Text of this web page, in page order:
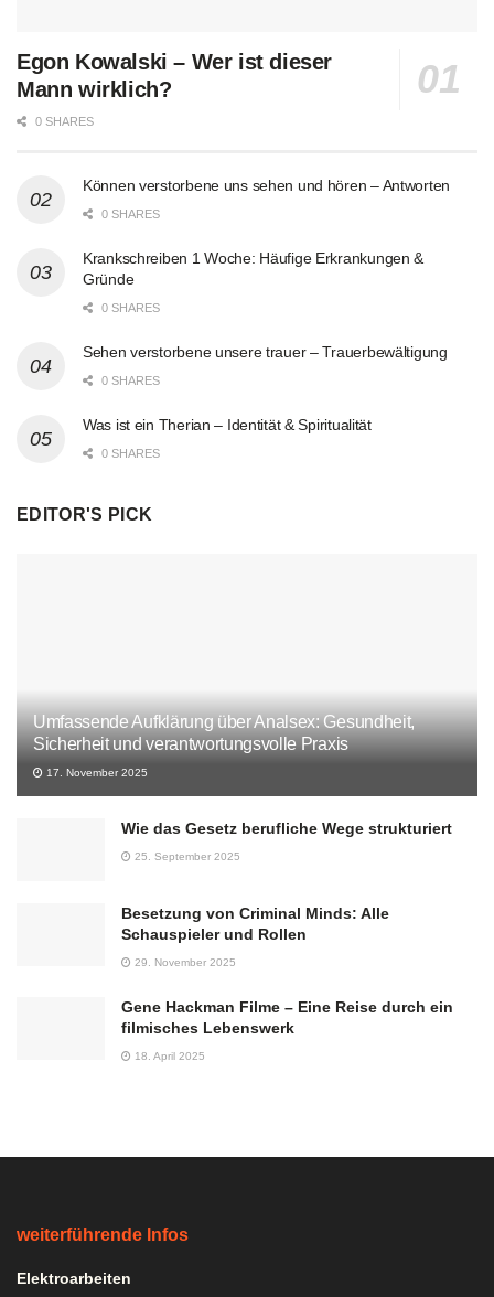
Egon Kowalski – Wer ist dieser
Mann wirklich?
0 SHARES
Können verstorbene uns sehen und hören – Antworten
0 SHARES
Krankschreiben 1 Woche: Häufige Erkrankungen &
Gründe
0 SHARES
Sehen verstorbene unsere trauer – Trauerbewältigung
0 SHARES
Was ist ein Therian – Identität & Spiritualität
0 SHARES
EDITOR'S PICK
Umfassende Aufklärung über Analsex: Gesundheit,
Sicherheit und verantwortungsvolle Praxis
17. November 2025
Wie das Gesetz berufliche Wege strukturiert
25. September 2025
Besetzung von Criminal Minds: Alle
Schauspieler und Rollen
29. November 2025
Gene Hackman Filme – Eine Reise durch ein
filmisches Lebenswerk
18. April 2025
weiterführende Infos
Elektroarbeiten